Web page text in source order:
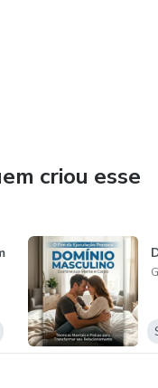
criou esse